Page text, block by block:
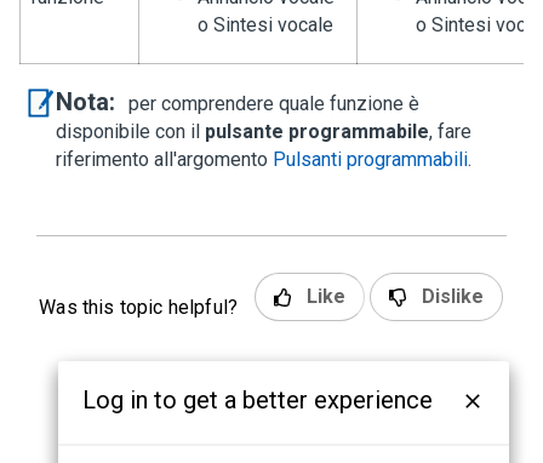
o Sintesi vocale
o Sintesi
Nota:
per comprendere quale funzione è
disponibile con il pulsante programmabile, fare
riferimento all'argomento Pulsanti programmabili.
Was this topic helpful? Like Dislike
Log in to get a better experience